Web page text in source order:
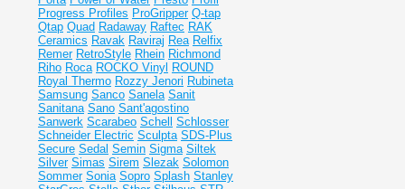
Progress Profiles ProGripper Q-tap
Qtap Quad Radaway Raftec RAK
Ceramics Ravak Raviraj Rea Relfix
Remer RetroStyle Rhein Richmond
Riho Roca ROCKO Vinyl ROUND
Royal Thermo Rozzy Jenori Rubineta
Samsung Sanco Sanela Sanit
Sanitana Sano Sant'agostino
Sanwerk Scarabeo Schell
Schlosser
Schneider Electric Sculpta SDS-Plus
Secure Sedal Semin Sigma Siltek
Silver Simas Sirem Slezak Solomon
Sommer Sonia Sopro Splash Stanley